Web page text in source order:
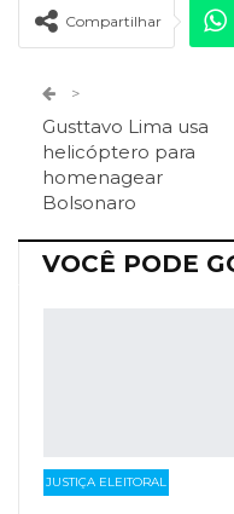
Compartilhar
ReddIt
Facebook Messenger
>
Gusttavo Lima usa
helicóptero para
homenagear
Bolsonaro
VOCÊ PODE
JUSTIÇA ELEITORAL